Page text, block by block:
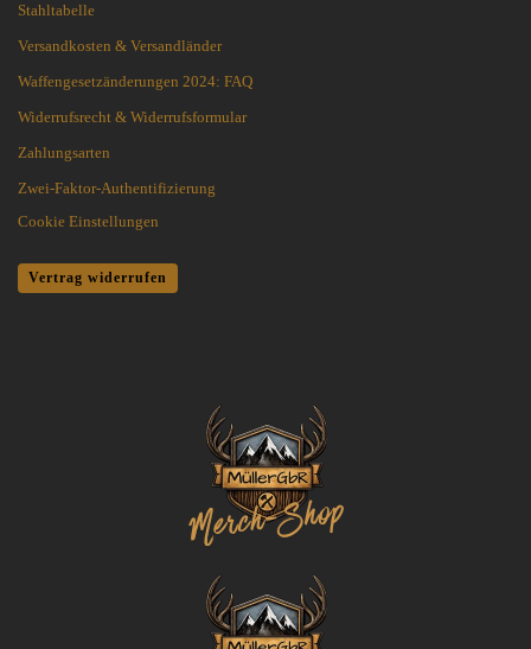
Stahltabelle
Versandkosten & Versandländer
Waffengesetzänderungen 2024: FAQ
Widerrufsrecht & Widerrufsformular
Zahlungsarten
Zwei-Faktor-Authentifizierung
Cookie Einstellungen
Vertrag widerrufen